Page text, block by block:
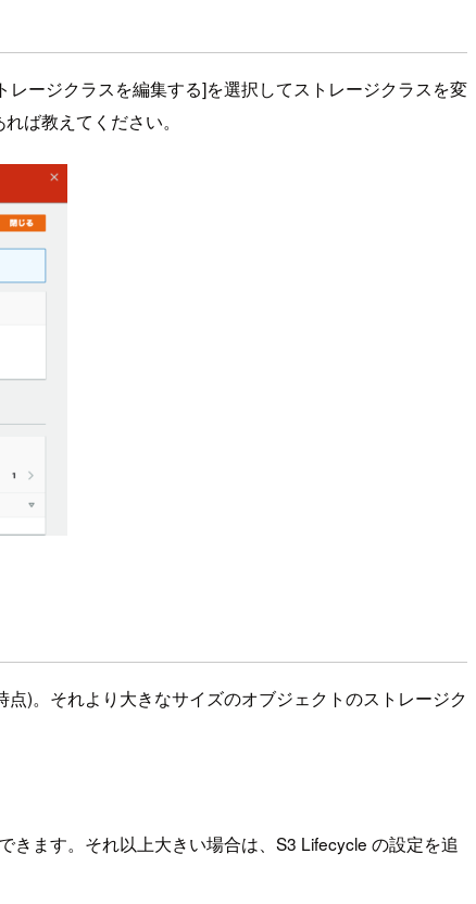
ージクラスを編集する]を選択してストレージクラスを変
ば教えてください。
)。それより大きなサイズのオブジェクトのストレージク
ます。それ以上大きい場合は、S3 Lifecycle の設定を追